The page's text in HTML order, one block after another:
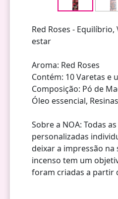
Red Roses -
estar
Aroma: Red Roses
Contém: 10 Varetas e
Composição: Pó de
Óleo essencial,
Sobre a NOA: Todas
personalizadas
deixar a impressão na
incenso tem um
foram criadas a partir